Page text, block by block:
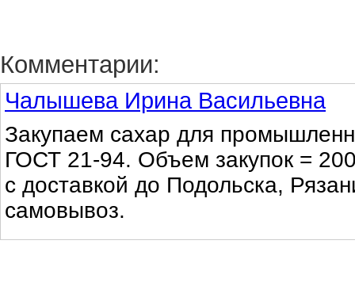
Комментарии:
Чалышева Ирина Васильевна
Закупаем сахар для
ГОСТ 21-94. Объем закупок =
с доставкой до Подольска,
самовывоз.